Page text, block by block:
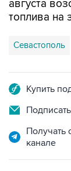
Севастополь
Получать
НОВОСТИ